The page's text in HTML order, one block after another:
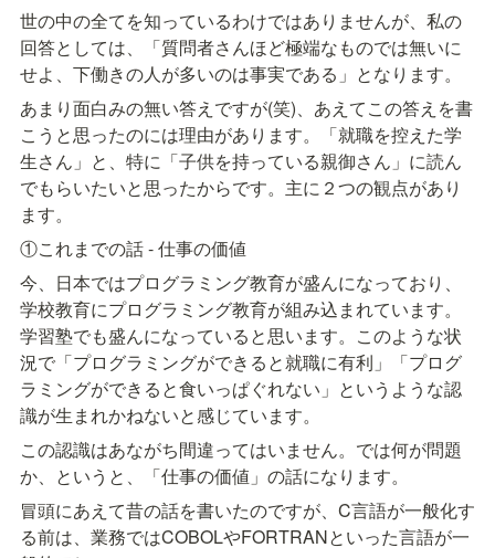
世の中の全てを知っているわけではありませんが、私の
回答としては、「質問者さんほど極端なものでは無いに
せよ、下働きの人が多いのは事実である」となります。
あまり面白みの無い答えですが(笑)、あえてこの答えを書
こうと思ったのには理由があります。「就職を控えた学
生さん」と、特に「子供を持っている親御さん」に読ん
でもらいたいと思ったからです。主に２つの観点があり
ます。
①これまでの話 - 仕事の価値
今、日本ではプログラミング教育が盛んになっており、
学校教育にプログラミング教育が組み込まれています。
学習塾でも盛んになっていると思います。このような状
況で「プログラミングができると就職に有利」「プログ
ラミングができると食いっぱぐれない」というような認
識が生まれかねないと感じています。
この認識はあながち間違ってはいません。では何が問題
か、というと、「仕事の価値」の話になります。
冒頭にあえて昔の話を書いたのですが、C言語が一般化す
る前は、業務ではCOBOLやFORTRANといった言語が一